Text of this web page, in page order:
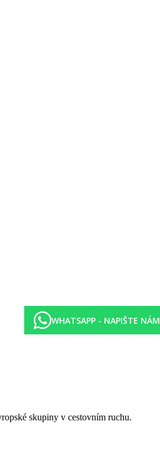
WHATSAPP - NAPIŠTE NÁM
skupiny v cestovním ruchu.